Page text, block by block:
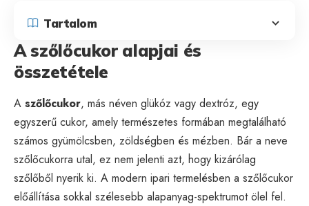
Tartalom
A szőlőcukor alapjai és
összetétele
A szőlőcukor, más néven glükóz vagy dextróz, egy
egyszerű cukor, amely természetes formában megtalálható
számos gyümölcsben, zöldségben és mézben. Bár a neve
szőlőcukorra utal, ez nem jelenti azt, hogy kizárólag
szőlőből nyerik ki. A modern ipari termelésben a szőlőcukor
előállítása sokkal szélesebb alapanyag-spektrumot ölel fel.